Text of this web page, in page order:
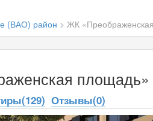
(ВАО) район > ЖК
площадь»
Отзывы(0)